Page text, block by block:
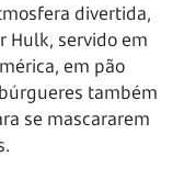
divertida,
Hulk, servido em
em pão
também
se mascararem